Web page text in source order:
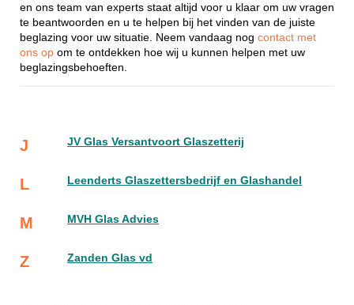
en ons team van experts staat altijd voor u klaar om uw vragen
te beantwoorden en u te helpen bij het vinden van de juiste
beglazing voor uw situatie. Neem vandaag nog contact met
ons op om te ontdekken hoe wij u kunnen helpen met uw
beglazingsbehoeften.
J JV Glas Versantvoort Glaszetterij
L Leenderts Glaszettersbedrijf en Glashandel
M MVH Glas Advies
Z Zanden Glas vd